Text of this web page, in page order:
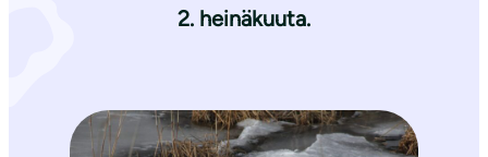
2. heinäkuuta.